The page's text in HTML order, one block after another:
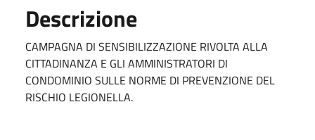
Descrizione
CAMPAGNA DI SENSIBILIZZAZIONE RIVOLTA ALLA
CITTADINANZA E GLI AMMINISTRATORI DI
CONDOMINIO SULLE NORME DI PREVENZIONE DEL
RISCHIO LEGIONELLA.